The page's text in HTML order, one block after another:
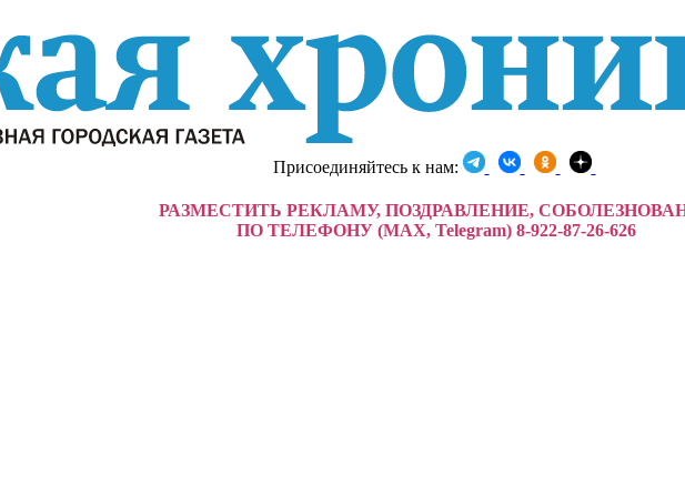
Присоединяйтесь к нам:
РАЗМЕСТИТЬ РЕКЛАМУ, ПОЗДРАВЛЕНИЕ,
ПО ТЕЛЕФОНУ (MAX, Telegram) 8-922-87-26-626